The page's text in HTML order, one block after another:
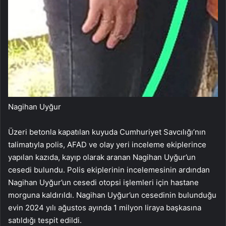
Nagihan Uyğur
Üzeri betonla kapatılan kuyuda Cumhuriyet Savcılığı’nın
talimatıyla polis, AFAD ve olay yeri inceleme ekiplerince
yapılan kazıda, kayıp olarak aranan Nagihan Uyğur’un
cesedi bulundu. Polis ekiplerinin incelemesinin ardından
Nagihan Uyğur’un cesedi otopsi işlemleri için hastane
morguna kaldırıldı. Nagihan Uyğur’un cesedinin bulunduğu
evin 2024 yılı ağustos ayında 1 milyon liraya başkasına
satıldığı tespit edildi.